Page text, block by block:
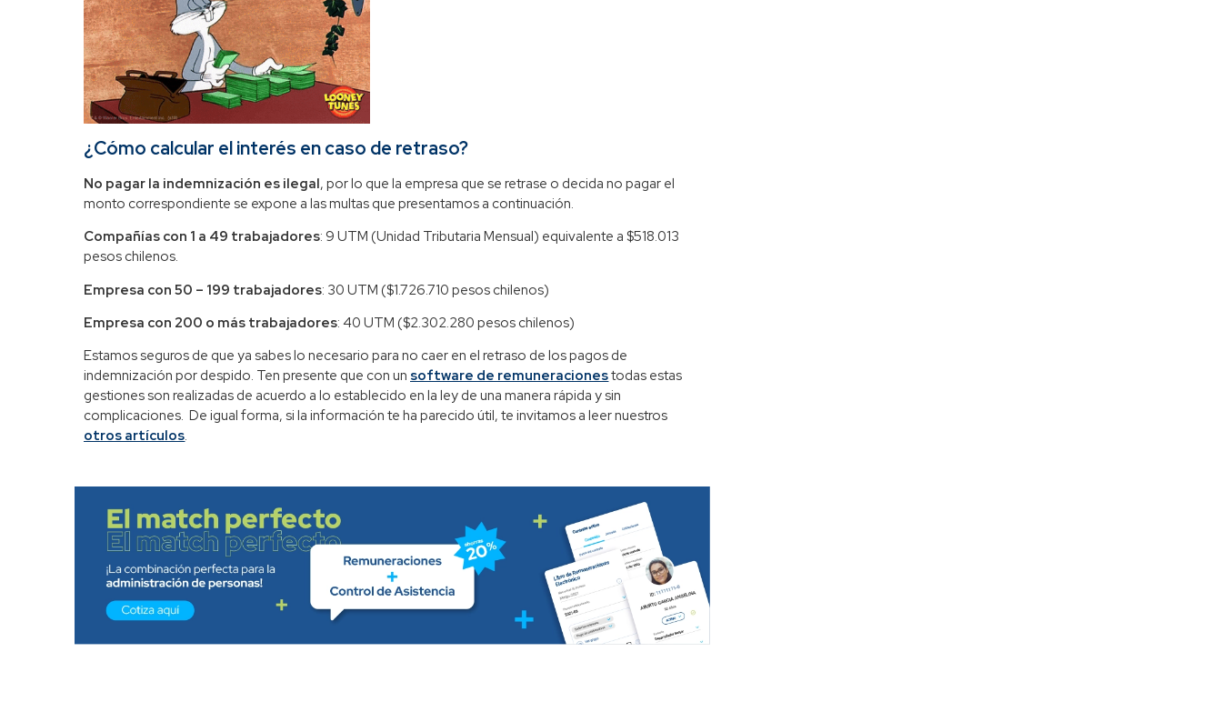
¿Cómo calcular el interés en caso de retraso?
No pagar la indemnización es ilegal, por lo que la empresa que se retrase o decida no pagar el
monto correspondiente se expone a las multas que presentamos a continuación.
Compañías con 1 a 49 trabajadores: 9 UTM (Unidad Tributaria Mensual) equivalente a $518.013
pesos chilenos.
Empresa con 50 – 199 trabajadores: 30 UTM ($1.726.710 pesos chilenos)
Empresa con 200 o más trabajadores: 40 UTM ($2.302.280 pesos chilenos)
Estamos seguros de que ya sabes lo necesario para no caer en el retraso de los pagos de
indemnización por despido. Ten presente que con un software de remuneracionestodas estas
gestiones son realizadas de acuerdo a lo establecido en la ley de una manera rápida y sin
complicaciones. De igual forma, si la información te ha parecido útil, te invitamos a leer nuestros
otros artículos.